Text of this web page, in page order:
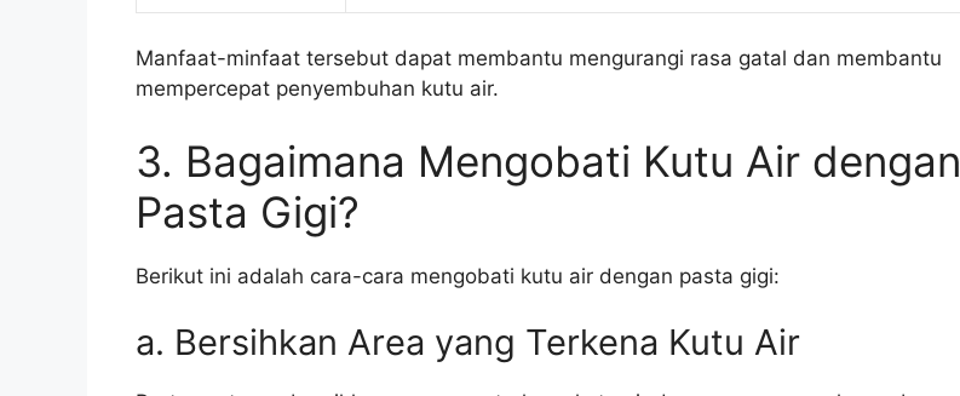
Manfaat-minfaat tersebut dapat membantu mengurangi rasa gatal dan membantu
mempercepat penyembuhan kutu air.
3. Bagaimana Mengobati Kutu Air dengan
Pasta Gigi?
Berikut ini adalah cara-cara mengobati kutu air dengan pasta gigi:
a. Bersihkan Area yang Terkena Kutu Air